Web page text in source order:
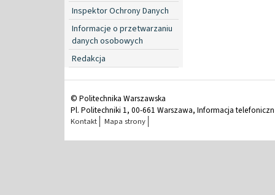
Inspektor Ochrony Danych
Informacje o przetwarzaniu
danych osobowych
Redakcja
© Politechnika Warszawska
Pl. Politechniki 1, 00-661 Warszawa, Informacja
Kontakt Mapa strony